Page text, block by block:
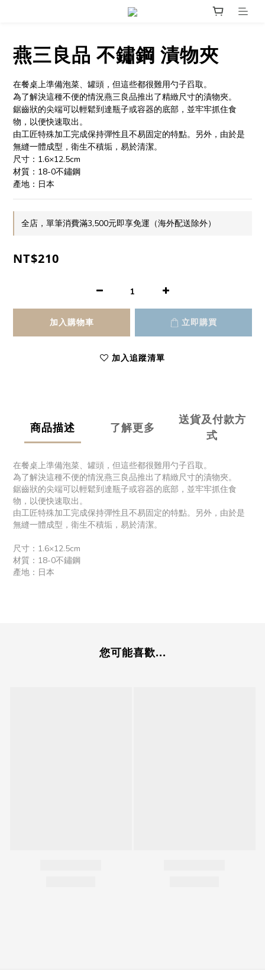
燕三良品 不鏽鋼 漬物夾
在餐桌上準備泡菜、罐頭，但這些都很難用勺子舀取。
為了解決這種不便的情況燕三良品推出了精緻尺寸的漬物夾。
鋸齒狀的尖端可以輕鬆到達瓶子或容器的底部，並牢牢抓住食
物，以便快速取出。
由工匠特殊加工完成保持彈性且不易固定的特點。另外，由於是
無縫一體成型，衛生不積垢，易於清潔。
尺寸：1.6×12.5cm
材質：18-0不鏽鋼
產地：日本
全店，單筆消費滿3,500元即享免運（海外配送除外）
NT$210
加入購物車 立即購買
加入追蹤清單
商品描述 了解更多
送貨及付款方
式
在餐桌上準備泡菜、罐頭，但這些都很難用勺子舀取。
為了解決這種不便的情況燕三良品推出了精緻尺寸的漬物夾。
鋸齒狀的尖端可以輕鬆到達瓶子或容器的底部，並牢牢抓住食
物，以便快速取出。
由工匠特殊加工完成保持彈性且不易固定的特點。另外，由於是
無縫一體成型，衛生不積垢，易於清潔。
尺寸：1.6×12.5cm
材質：18-0不鏽鋼
產地：日本
您可能喜歡...